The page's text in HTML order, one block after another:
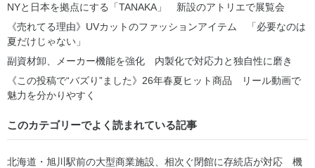
NYと日本を拠点にする「TANAKA」 新設のアトリエで展覧会
《売れてる理由》UVカットのファッションアイテム 「必要なのは
夏だけじゃない」
副資材卸、メーカー機能を強化 内製化で対応力と独自性に磨き
《この投稿で“バズり”ました》26年春夏ヒット商品 リール動画で
魅力を分かりやすく
このカテゴリーでよく読まれている記事
北海道・旭川駅前の大型商業施設、相次ぐ閉館に存続店が対応 機